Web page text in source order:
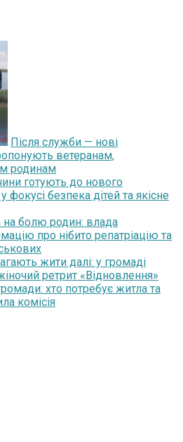
Після служби — нові
ветеранам,
родинам
готують до нового
фокусі безпека дітей та якісне
болю родин: влада
про нібито репатріацію та
жити далі: у громаді
ретрит «Відновлення»
хто потребує житла та
комісія